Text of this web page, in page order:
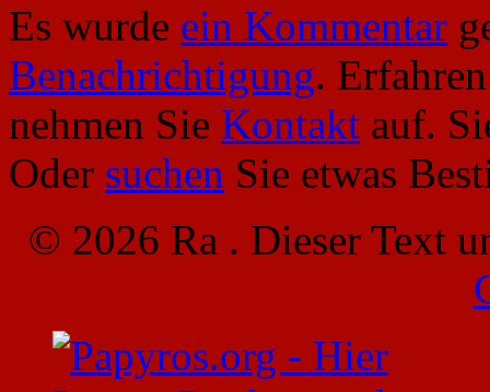
Es wurde ein Kommentar
Benachrichtigung.
nehmen Sie Kontakt auf.
Oder suchen Sie etwas
© 2026 Ra . Dieser Text